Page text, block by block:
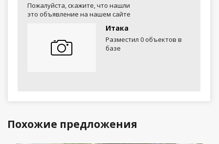
Пожалуйста, скажите, что нашли
это объявление на нашем сайте
Итака
Разместил 0 объектов в
базе
Похожие предложения